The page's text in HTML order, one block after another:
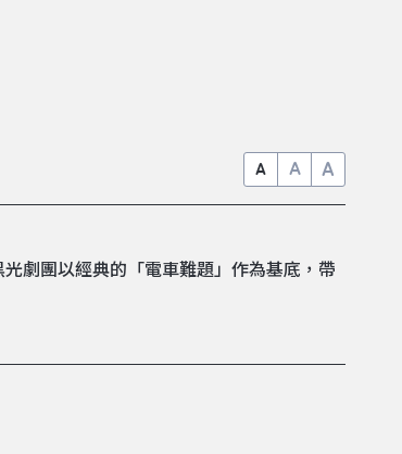
A A A
劇團以經典的「電車難題」作為基底，帶